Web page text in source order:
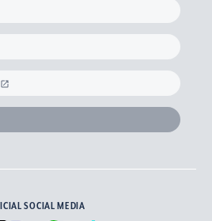
可能な未来を考える６学科連携
科
究科
所
所
ダ研究所
ーナリズム研究所
生への支援
・進路統計
当者様へのご案内
Program受講生
願する奨学金
カイブズ
リック
フリカWeeks
＆サステナビリティへの取り組み
について
学
ワーク
のネットワーク
内・大学院案内
アル・アイデンティティ
SOCIAL MEDIA